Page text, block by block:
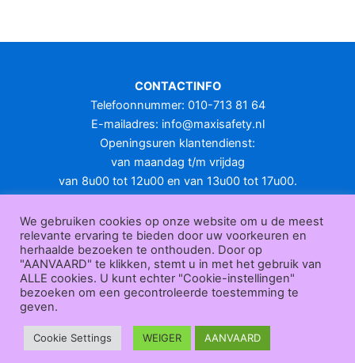
CONTACTINFO
Telefoonnummer: 010-713 81 64
E-mailadres: info@maxisafety.nl
Openingsuren klantendienst:
van maandag t/m vrijdag
van 8u00 tot 12u00 en van 13u00 tot 17u00.
KLANTENSERVICE
Over
ons|Bedrijfsgegevens| F.A.Q.|Bestelprocedure | Betaling
ending | Retourneren|Herroepingsrecht|Herroepingsfunctie
ederverkoop|Bedrukken|Contact
Algemene voorwaarden
Maxisafety.nl © 2026
We gebruiken cookies op onze website om u de meest
relevante ervaring te bieden door uw voorkeuren en
herhaalde bezoeken te onthouden. Door op
"AANVAARD" te klikken, stemt u in met het gebruik van
ALLE cookies. U kunt echter "Cookie-instellingen"
bezoeken om een gecontroleerde toestemming te
geven.
Cookie Settings WEIGER AANVAARD